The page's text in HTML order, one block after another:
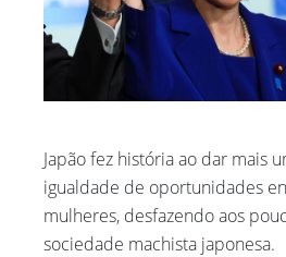
Japão fez história ao dar mais
igualdade de oportunidades
mulheres, desfazendo aos
sociedade machista japonesa.